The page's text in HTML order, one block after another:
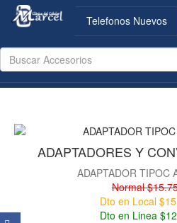
Telefonos Nuevos
ADAPTADORES Y
ADAPTADOR TIPOC
Normal
Dto en Local
Dto en Linea